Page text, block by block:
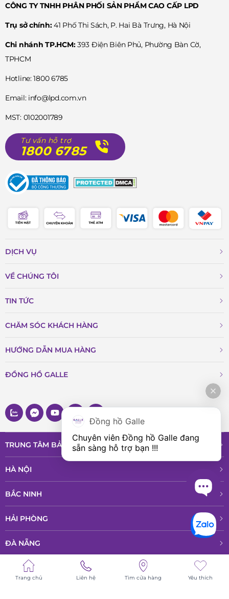
CÔNG TY TNHH PHÂN PHỐI SẢN PHẨM CAO CẤP LPD
Trụ sở chính:41 Phố Thi Sách, P. Hai Bà Trưng, Hà Nội
Chi nhánh TP.HCM:393 Điện Biên Phủ, Phường Bàn Cờ,
TPHCM
Hotline: 1800 6785
Email: info@lpd.com.vn
MST: 0102001789
Tư vấn hỗ trợ
1800 6785
DỊCH VỤ
VỀ CHÚNG TÔI
TIN TỨC
CHĂM SÓC KHÁCH HÀNG
HƯỚNG DẪN MUA HÀNG
ĐỒNG HỒ GALLE
TRUNG TÂM BẢO HÀNH VÀ DỊCH VỤ
HÀ NỘI
BẮC NINH
HẢI PHÒNG
ĐÀ NẴNG
ĐỒNG NAI
Trang chủ Liên hệ Tìm cửa hàng Yêu thích
Đồng hồ Galle
Chuyên viên Đồng hồ Galle đang
sẵn sàng hỗ trợ bạn !!!